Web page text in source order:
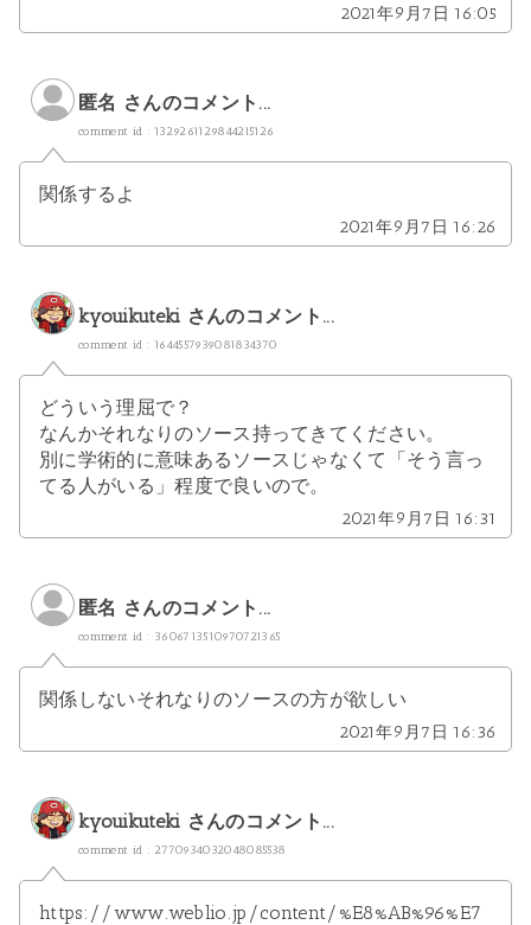
2021年9月7日 16:05
匿名 さんのコメント...
comment id : 1329261129844215126
関係するよ
2021年9月7日 16:26
kyouikuteki さんのコメント...
comment id : 1644557939081834370
どういう理屈で？
なんかそれなりのソース持ってきてください。
別に学術的に意味あるソースじゃなくて「そう言っ
てる人がいる」程度で良いので。
2021年9月7日 16:31
匿名 さんのコメント...
comment id : 3606713510970721365
関係しないそれなりのソースの方が欲しい
2021年9月7日 16:36
kyouikuteki さんのコメント...
comment id : 2770934032048085538
https://www.weblio.jp/content/%E8%AB%96%E7